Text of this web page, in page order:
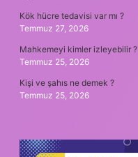
Kök hücre tedavisi var mı ?
Temmuz 27, 2026
Mahkemeyi kimler izleyebilir ?
Temmuz 25, 2026
Kişi ve şahıs ne demek ?
Temmuz 25, 2026